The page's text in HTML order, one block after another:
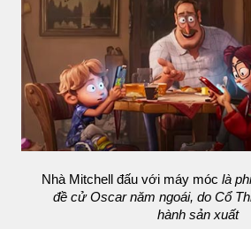
Nhà Mitchell đấu với máy móc là
đề cử Oscar năm ngoái, do Cổ
hành sản xuất